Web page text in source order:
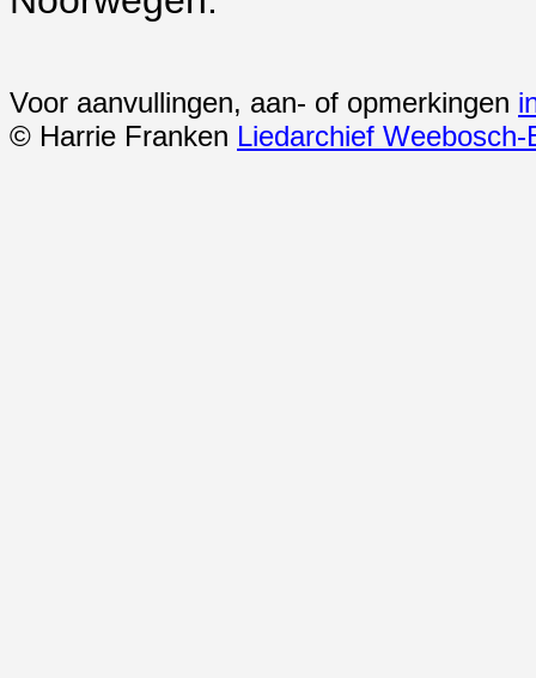
Voor aanvullingen, aan- of opmerkingen
© Harrie Franken Liedarchief Weebosch-